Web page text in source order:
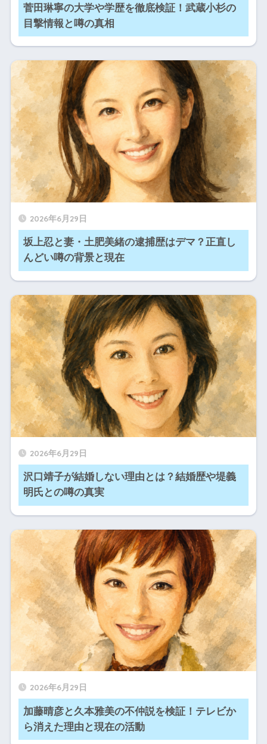
菅田琳寧の大学や学歴を徹底検証！武蔵小杉の
目撃情報と噂の真相
2026年6月29日
坂上忍と妻・土肥美緒の逮捕歴はデマ？正直し
んどい噂の背景と現在
2026年6月29日
沢口靖子が結婚しない理由とは？結婚歴や堤義
明氏との噂の真実
2026年6月29日
加藤晴彦と久本雅美の不仲説を検証！テレビか
ら消えた理由と現在の活動